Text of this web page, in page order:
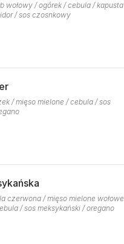
wołowy / ogórek / cebula / kapusta
/ sos czosnkowy
/ mięso mielone / cebula / sos
czerwona / mięso mielone wołowe
/ sos meksykański / oregano